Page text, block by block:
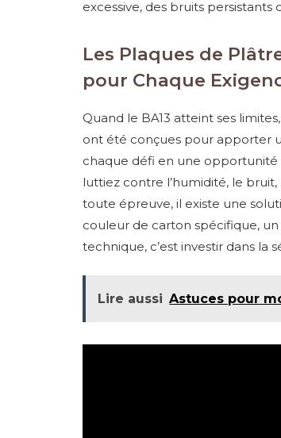
excessive, des bruits
Les Plaques de
pour Chaque
Quand le BA13 atteint ses
ont été conçues pour apporter
chaque défi en une opportunité
luttiez contre l’humidité, le bruit,
toute épreuve, il existe une
couleur de carton spécifique,
technique, c’est investir dans la
Lire aussi Astuces pour